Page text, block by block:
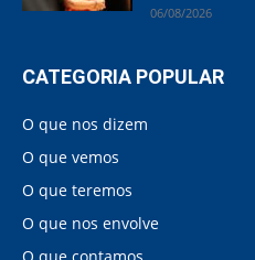
06/08/2026
CATEGORIA POPULAR
O que nos dizem
O que vemos
O que teremos
O que nos envolve